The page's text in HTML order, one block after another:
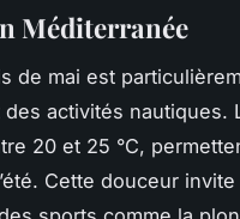
Méditerranée
de mai est
activités nautiques.
20 et 25 °C,
Cette douceur